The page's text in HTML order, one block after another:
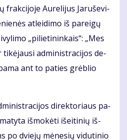
frak­ci­jo­je Au­re­li­jus Ja­ru­še­vi­
at­lei­di­mo iš pa­rei­gų
„pi­lie­ti­nin­kais“: „Mes
ti­kė­jau­si ad­mi­nist­ra­ci­jos de­
ant to pa­ties grėb­lio
di­rek­to­riaus pa­
iš­mo­kė­ti iš­ei­ti­nių iš­
po dvie­jų mė­ne­sių vi­du­ti­nio